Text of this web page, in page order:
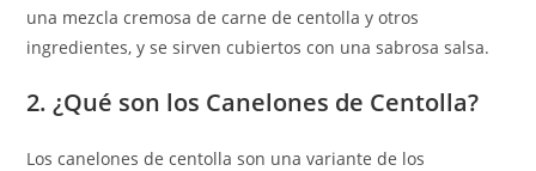
una mezcla cremosa de carne de centolla y otros
ingredientes, y se sirven cubiertos con una sabrosa salsa.
2. ¿Qué son los Canelones de Centolla?
Los canelones de centolla son una variante de los